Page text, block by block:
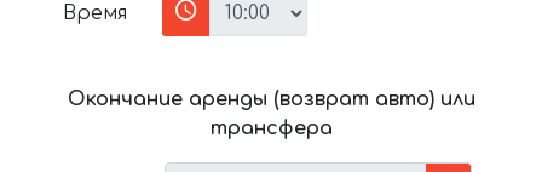
Время
Окончание аренды (возврат авто) или
трансфера